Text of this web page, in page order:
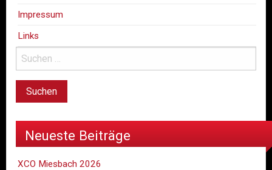
Impressum
Links
Neueste Beiträge
XCO Miesbach 2026